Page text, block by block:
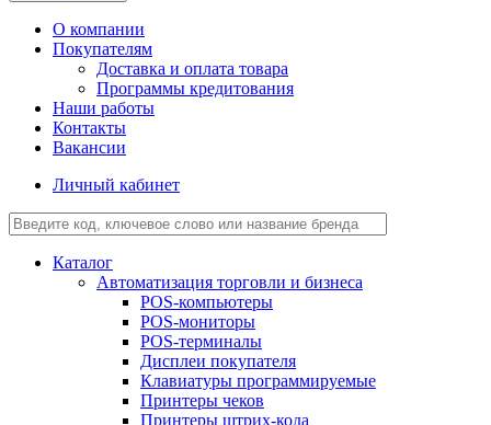
О компании
Покупателям
Доставка и оплата товара
Программы кредитования
Наши работы
Контакты
Вакансии
Личный кабинет
Каталог
Автоматизация торговли и бизнеса
POS-компьютеры
POS-мониторы
POS-терминалы
Дисплеи покупателя
Клавиатуры программируемые
Принтеры чеков
Принтеры штрих-кода